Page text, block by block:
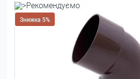
Знижка 5%